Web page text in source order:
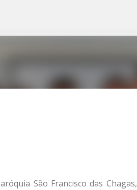
São Francisco das Chagas,